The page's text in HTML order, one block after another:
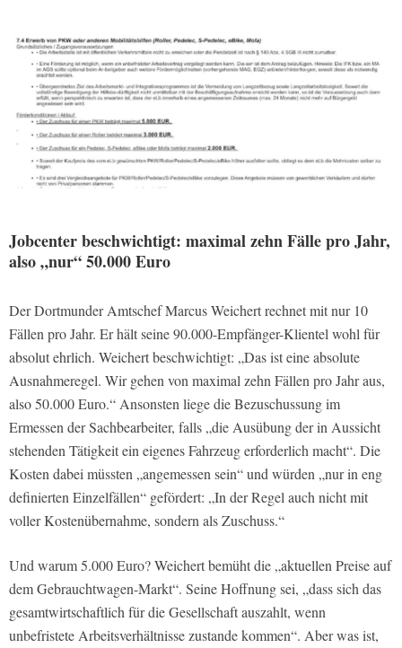
Jobcenter beschwichtigt: maximal zehn Fälle pro Jahr,
also „nur“ 50.000 Euro
Der Dortmunder Amtschef Marcus Weichert rechnet mit nur 10
Fällen pro Jahr. Er hält seine 90.000-Empfänger-Klientel wohl für
absolut ehrlich. Weichert beschwichtigt: „Das ist eine absolute
Ausnahmeregel. Wir gehen von maximal zehn Fällen pro Jahr aus,
also 50.000 Euro.“ Ansonsten liege die Bezuschussung im
Ermessen der Sachbearbeiter, falls „die Ausübung der in Aussicht
stehenden Tätigkeit ein eigenes Fahrzeug erforderlich macht“. Die
Kosten dabei müssten „angemessen sein“ und würden „nur in eng
definierten Einzelfällen“ gefördert: „In der Regel auch nicht mit
voller Kostenübernahme, sondern als Zuschuss.“
Und warum 5.000 Euro? Weichert bemüht die „aktuellen Preise auf
dem Gebrauchtwagen-Markt“. Seine Hoffnung sei, „dass sich das
gesamtwirtschaftlich für die Gesellschaft auszahlt, wenn
unbefristete Arbeitsverhältnisse zustande kommen“. Aber was ist,